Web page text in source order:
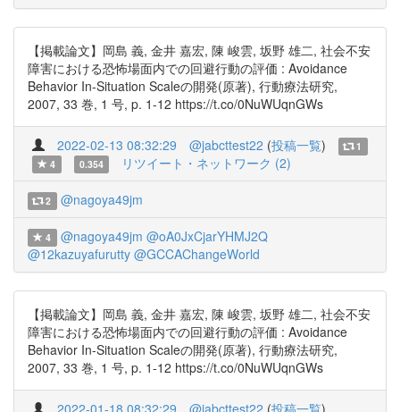
【掲載論文】岡島 義, 金井 嘉宏, 陳 峻雲, 坂野 雄二, 社会不安
障害における恐怖場面内での回避行動の評価 : Avoidance
Behavior In-Situation Scaleの開発(原著), 行動療法研究,
2007, 33 巻, 1 号, p. 1-12 https://t.co/0NuWUqnGWs
2022-02-13 08:32:29 @jabcttest22 (投稿一覧)
1
4
0.354 リツイート・ネットワーク (2)
2 @nagoya49jm
4 @nagoya49jm @oA0JxCjarYHMJ2Q
@12kazuyafurutty @GCCAChangeWorld
【掲載論文】岡島 義, 金井 嘉宏, 陳 峻雲, 坂野 雄二, 社会不安
障害における恐怖場面内での回避行動の評価 : Avoidance
Behavior In-Situation Scaleの開発(原著), 行動療法研究,
2007, 33 巻, 1 号, p. 1-12 https://t.co/0NuWUqnGWs
2022-01-18 08:32:29 @jabcttest22 (投稿一覧)